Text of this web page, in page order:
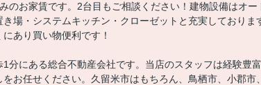
のお家賃です。2台目もご相談ください！建物設備はオ
き場・システムキッチン・クローゼットと充実しておりま
あり買い物便利です！
分にある総合不動産会社です。当店のスタッフは経験豊
お任せください。久留米市はもちろん、鳥栖市、小郡市